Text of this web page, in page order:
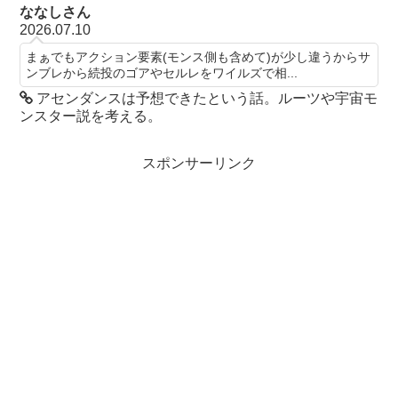
ななしさん
2026.07.10
まぁでもアクション要素(モンス側も含めて)が少し違うからサ
ンブレから続投のゴアやセルレをワイルズで相...
アセンダンスは予想できたという話。ルーツや宇宙モ
ンスター説を考える。
スポンサーリンク